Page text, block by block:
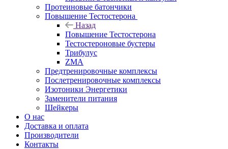
Протеиновые батончики
Повышение Тестостерона
Назад
Повышение Тестостерона
Тестостероновые бустеры
Трибулус
ZMA
Предтренировочные комплексы
Послетренировочные комплексы
Изотоники Энергетики
Заменители питания
Шейкеры
О нас
Доставка и оплата
Производители
Контакты